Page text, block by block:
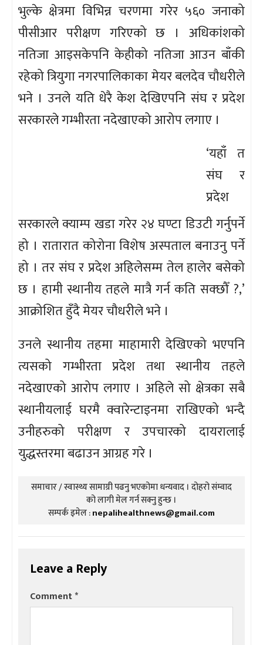
भुल्के क्षेत्रमा विभिन्न चरणमा गरेर ५६० जनाको
पीसीआर परीक्षण गरिएको छ । अधिकांशको
नतिजा आइसकेपनि केहीको नतिजा आउन बाँकी
रहेको त्रियुगा नगरपालिकाका मेयर बलदेव चौधरीले
भने । उनले यति धेरै केश देखिएपनि संघ र प्रदेश
सरकारले गम्भीरता नदेखाएको आरोप लगाए ।
‘यहाँ त
संघ र
प्रदेश
सरकारले क्याम्प खडा गरेर २४ घण्टा डिउटी गर्नुपर्ने
हो । रातारात कोरोना विशेष अस्पताल बनाउनु पर्ने
हो । तर संघ र प्रदेश अहिलेसम्म तेल हालेर बसेको
छ । हामी स्थानीय तहले मात्रै गर्न कति सक्छौँ ?,’
आक्रोशित हुँदै मेयर चौधरीले भने ।
उनले स्थानीय तहमा माहामारी देखिएको भएपनि
त्यसको गम्भीरता प्रदेश तथा स्थानीय तहले
नदेखाएको आरोप लगाए । अहिले सो क्षेत्रका सबै
स्थानीयलाई घरमै क्वारेन्टाइनमा राखिएको भन्दै
उनीहरुको परीक्षण र उपचारको दायरालाई
युद्धस्तरमा बढाउन आग्रह गरे ।
समाचार / स्वास्थ्य सामाग्री पढनु भएकोमा धन्यवाद । दोहरो संम्वाद
को लागी मेल गर्न सक्नु हुन्छ ।
सम्पर्क इमेल :nepalihealthnews@gmail.com
Leave a Reply
Comment*